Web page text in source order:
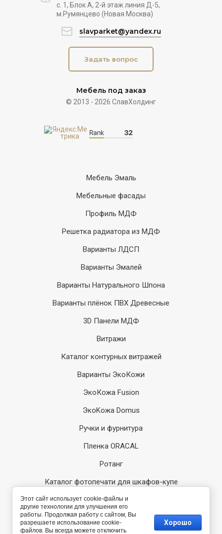
Мебель под заказ
© 2013 - 2026 СлавХолдинг
с. 1, Блок А, 2-й этаж линия Д-5,
м.Румянцево (Новая Москва)
slavparket@yandex.ru
Задать вопрос
Мебель Эмаль
Мебельные фасады
Профиль МДФ
Решетка радиатора из МДФ
Варианты ЛДСП
Варианты Эмалей
Варианты Натурального Шпона
Варианты плёнок ПВХ Древесные
3D Панели МДФ
Витражи
Каталог контурных витражей
Варианты ЭкоКожи
ЭкоКожа Fusion
ЭкоKожа Domus
Ручки и фурнитура
Пленка ORACAL
Ротанг
Каталог фотопечати для шкафов-купе
Каталог пескоструйных рисунков 2012
Каталог пескоструйных рисунков 2014
Этот сайт использует cookie-файлы и
другие технологии для улучшения его
работы. Продолжая работу с сайтом, Вы
разрешаете использование cookie-
файлов. Вы всегда можете отключить
Хорошо